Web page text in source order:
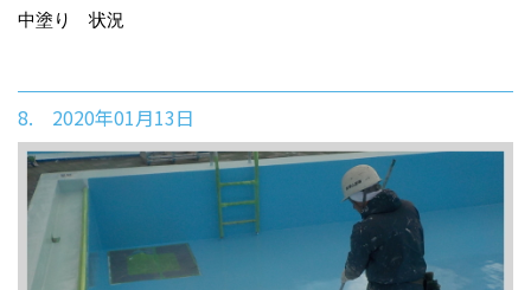
中塗り 状況
8. 2020年01月13日